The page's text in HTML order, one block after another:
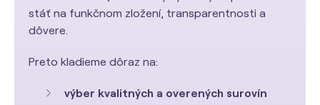
stáť na funkčnom zložení, transparentnosti a
dôvere.
Preto kladieme dôraz na:
výber kvalitných a overených surovín